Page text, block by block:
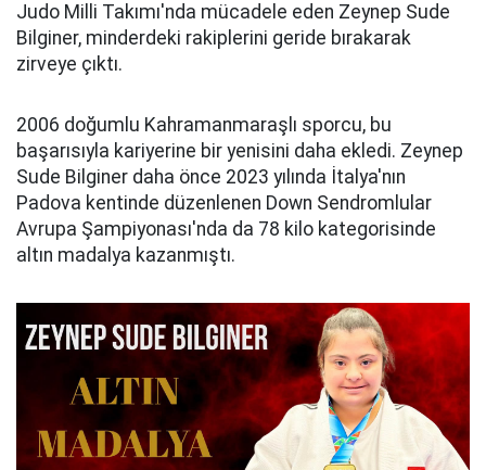
Judo Milli Takımı'nda mücadele eden Zeynep Sude
Bilginer, minderdeki rakiplerini geride bırakarak
zirveye çıktı.
2006 doğumlu Kahramanmaraşlı sporcu, bu
başarısıyla kariyerine bir yenisini daha ekledi. Zeynep
Sude Bilginer daha önce 2023 yılında İtalya'nın
Padova kentinde düzenlenen Down Sendromlular
Avrupa Şampiyonası'nda da 78 kilo kategorisinde
altın madalya kazanmıştı.